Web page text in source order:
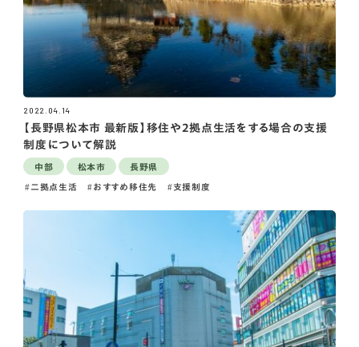
2022.04.14
【長野県松本市 最新版】移住や2拠点生活をする場合の支援
制度について解説
中部 松本市 長野県
二拠点生活 おすすめ移住先 支援制度